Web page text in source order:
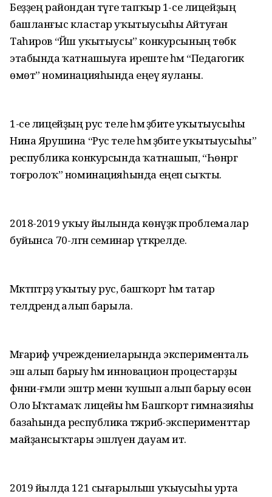
Беҙҙең райондан тәүге тапҡыр 1-се лицейҙың
башланғыс кластар уҡытыусыһы Айтуған
Таһиров “Йәш уҡытыусы” конкурсының төбәк
этабында ҡатнашыуға иреште һәм “Педагогик
өмөт” номинацияһында еңеү яуланы.
1-се лицейҙың рус теле һәм әҙәбиәте уҡытыусыһы
Нина Ярушина “Рус теле һәм әҙәбиәте уҡытыусыһы”
республика конкурсында ҡатнашып, “Һөнәргә
тоғролоҡ” номинацияһында еңеп сыҡты.
2018-2019 уҡыу йылында көнүҙәк проблемалар
буйынса 70-ләгән семинар үткәрелде.
Мәктәптәрҙә уҡытыу рус, башҡорт һәм татар
телдәрендә алып барыла.
Мәғариф учреждениеларында эксперименталь
эш алып барыу һәм инновацион процестарҙы
фәнни-ғәмәли эштәр менән ҡушып алып барыу өсөн
Оло Ыҡтамаҡ лицейы һәм Башҡорт гимназияһы
базаһында республика тәжрибә-эксперименттар
майҙансыҡтары эшләүен дауам итә.
2019 йылда 121 сығарылыш уҡыусыһы урта